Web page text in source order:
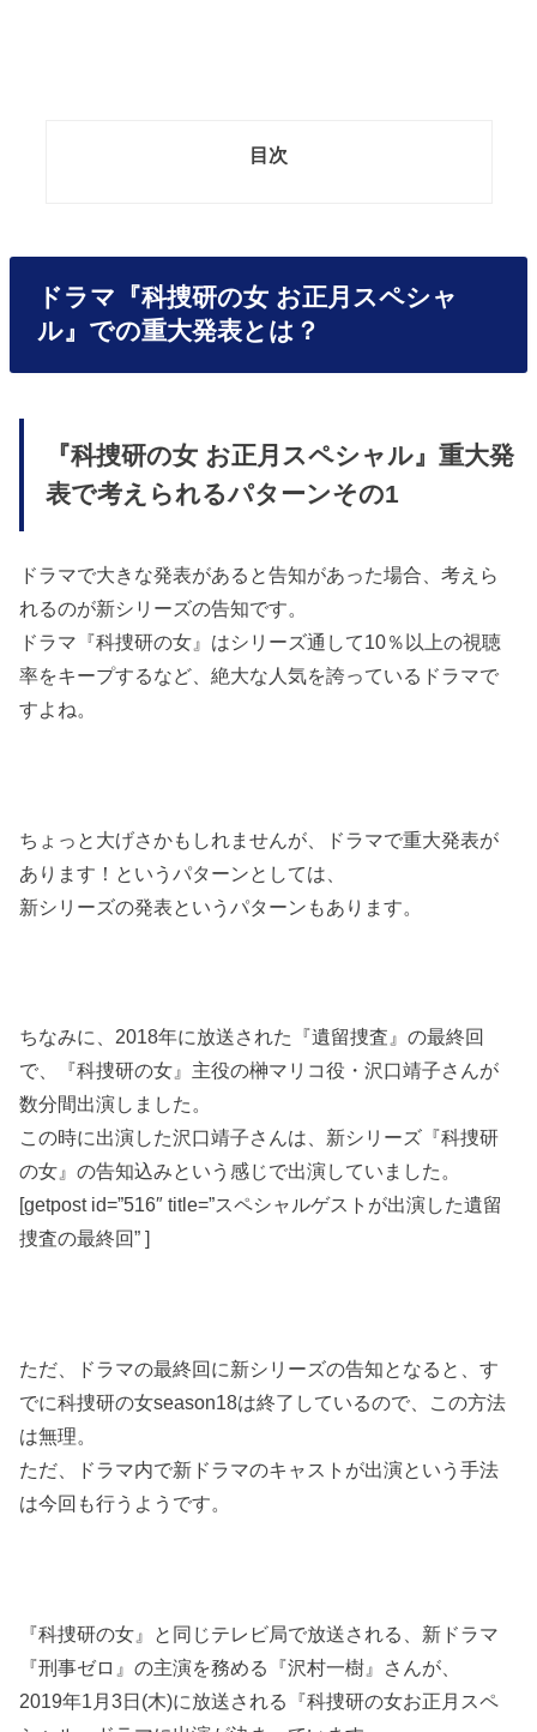
目次
ドラマ『科捜研の女 お正月スペシャ
ル』での重大発表とは？
『科捜研の女 お正月スペシャル』重大発
表で考えられるパターンその1
ドラマで大きな発表があると告知があった場合、考えら
れるのが新シリーズの告知です。
ドラマ『科捜研の女』はシリーズ通して10％以上の視聴
率をキープするなど、絶大な人気を誇っているドラマで
すよね。
ちょっと大げさかもしれませんが、ドラマで重大発表が
あります！というパターンとしては、
新シリーズの発表というパターンもあります。
ちなみに、2018年に放送された『遺留捜査』の最終回
で、『科捜研の女』主役の榊マリコ役・沢口靖子さんが
数分間出演しました。
この時に出演した沢口靖子さんは、新シリーズ『科捜研
の女』の告知込みという感じで出演していました。
[getpost id=”516″ title=”スペシャルゲストが出演した遺留
捜査の最終回” ]
ただ、ドラマの最終回に新シリーズの告知となると、す
でに科捜研の女season18は終了しているので、この方法
は無理。
ただ、ドラマ内で新ドラマのキャストが出演という手法
は今回も行うようです。
『科捜研の女』と同じテレビ局で放送される、新ドラマ
『刑事ゼロ』の主演を務める『沢村一樹』さんが、
2019年1月3日(木)に放送される『科捜研の女お正月スペ